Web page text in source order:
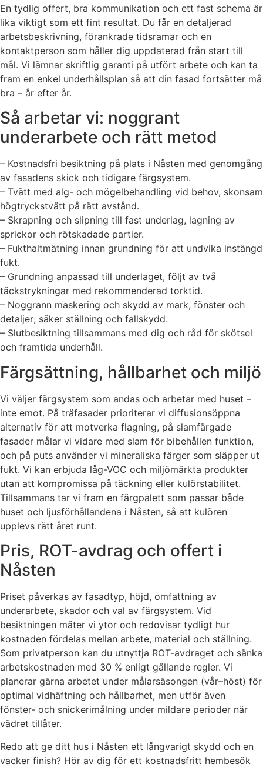
En tydlig offert, bra kommunikation och ett fast schema är
lika viktigt som ett fint resultat. Du får en detaljerad
arbetsbeskrivning, förankrade tidsramar och en
kontaktperson som håller dig uppdaterad från start till
mål. Vi lämnar skriftlig garanti på utfört arbete och kan ta
fram en enkel underhållsplan så att din fasad fortsätter må
bra – år efter år.
Så arbetar vi: noggrant
underarbete och rätt metod
– Kostnadsfri besiktning på plats i Nåsten med genomgång
av fasadens skick och tidigare färgsystem.
– Tvätt med alg- och mögelbehandling vid behov, skonsam
högtryckstvätt på rätt avstånd.
– Skrapning och slipning till fast underlag, lagning av
sprickor och rötskadade partier.
– Fukthaltmätning innan grundning för att undvika instängd
fukt.
– Grundning anpassad till underlaget, följt av två
täckstrykningar med rekommenderad torktid.
– Noggrann maskering och skydd av mark, fönster och
detaljer; säker ställning och fallskydd.
– Slutbesiktning tillsammans med dig och råd för skötsel
och framtida underhåll.
Färgsättning, hållbarhet och miljö
Vi väljer färgsystem som andas och arbetar med huset –
inte emot. På träfasader prioriterar vi diffusionsöppna
alternativ för att motverka flagning, på slamfärgade
fasader målar vi vidare med slam för bibehållen funktion,
och på puts använder vi mineraliska färger som släpper ut
fukt. Vi kan erbjuda låg-VOC och miljömärkta produkter
utan att kompromissa på täckning eller kulörstabilitet.
Tillsammans tar vi fram en färgpalett som passar både
huset och ljusförhållandena i Nåsten, så att kulören
upplevs rätt året runt.
Pris, ROT-avdrag och offert i
Nåsten
Priset påverkas av fasadtyp, höjd, omfattning av
underarbete, skador och val av färgsystem. Vid
besiktningen mäter vi ytor och redovisar tydligt hur
kostnaden fördelas mellan arbete, material och ställning.
Som privatperson kan du utnyttja ROT-avdraget och sänka
arbetskostnaden med 30 % enligt gällande regler. Vi
planerar gärna arbetet under målarsäsongen (vår–höst) för
optimal vidhäftning och hållbarhet, men utför även
fönster- och snickerimålning under mildare perioder när
vädret tillåter.
Redo att ge ditt hus i Nåsten ett långvarigt skydd och en
vacker finish? Hör av dig för ett kostnadsfritt hembesök